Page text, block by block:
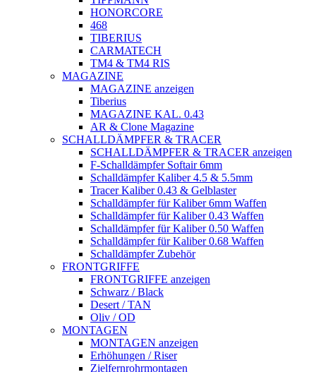
HONORCORE
468
TIBERIUS
CARMATECH
TM4 & TM4 RIS
MAGAZINE
MAGAZINE anzeigen
Tiberius
MAGAZINE KAL. 0.43
AR & Clone Magazine
SCHALLDÄMPFER & TRACER
SCHALLDÄMPFER & TRACER anzeigen
F-Schalldämpfer Softair 6mm
Schalldämpfer Kaliber 4.5 & 5.5mm
Tracer Kaliber 0.43 & Gelblaster
Schalldämpfer für Kaliber 6mm Waffen
Schalldämpfer für Kaliber 0.43 Waffen
Schalldämpfer für Kaliber 0.50 Waffen
Schalldämpfer für Kaliber 0.68 Waffen
Schalldämpfer Zubehör
FRONTGRIFFE
FRONTGRIFFE anzeigen
Schwarz / Black
Desert / TAN
Oliv / OD
MONTAGEN
MONTAGEN anzeigen
Erhöhungen / Riser
Zielfernrohrmontagen